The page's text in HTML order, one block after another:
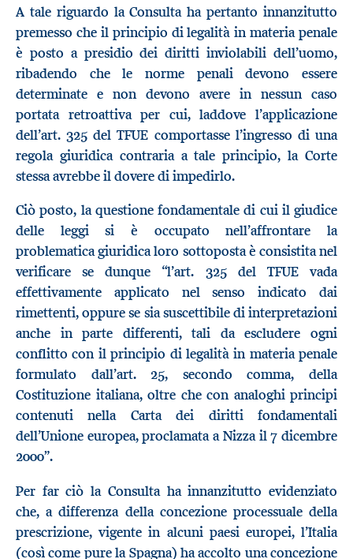
A tale riguardo la Consulta ha pertanto innanzitutto
premesso che il principio di legalità in materia penale
è posto a presidio dei diritti inviolabili dell’uomo,
ribadendo che le norme penali devono essere
determinate e non devono avere in nessun caso
portata retroattiva per cui, laddove l’applicazione
dell’art. 325 del TFUE comportasse l’ingresso di una
regola giuridica contraria a tale principio, la Corte
stessa avrebbe il dovere di impedirlo.
Ciò posto, la questione fondamentale di cui il giudice
delle leggi si è occupato nell’affrontare la
problematica giuridica loro sottoposta è consistita nel
verificare se dunque “l’art. 325 del TFUE vada
effettivamente applicato nel senso indicato dai
rimettenti, oppure se sia suscettibile di interpretazioni
anche in parte differenti, tali da escludere ogni
conflitto con il principio di legalità in materia penale
formulato dall’art. 25, secondo comma, della
Costituzione italiana, oltre che con analoghi principi
contenuti nella Carta dei diritti fondamentali
dell’Unione europea, proclamata a Nizza il 7 dicembre
2000”.
Per far ciò la Consulta ha innanzitutto evidenziato
che, a differenza della concezione processuale della
prescrizione, vigente in alcuni paesi europei, l’Italia
(così come pure la Spagna) ha accolto una concezione